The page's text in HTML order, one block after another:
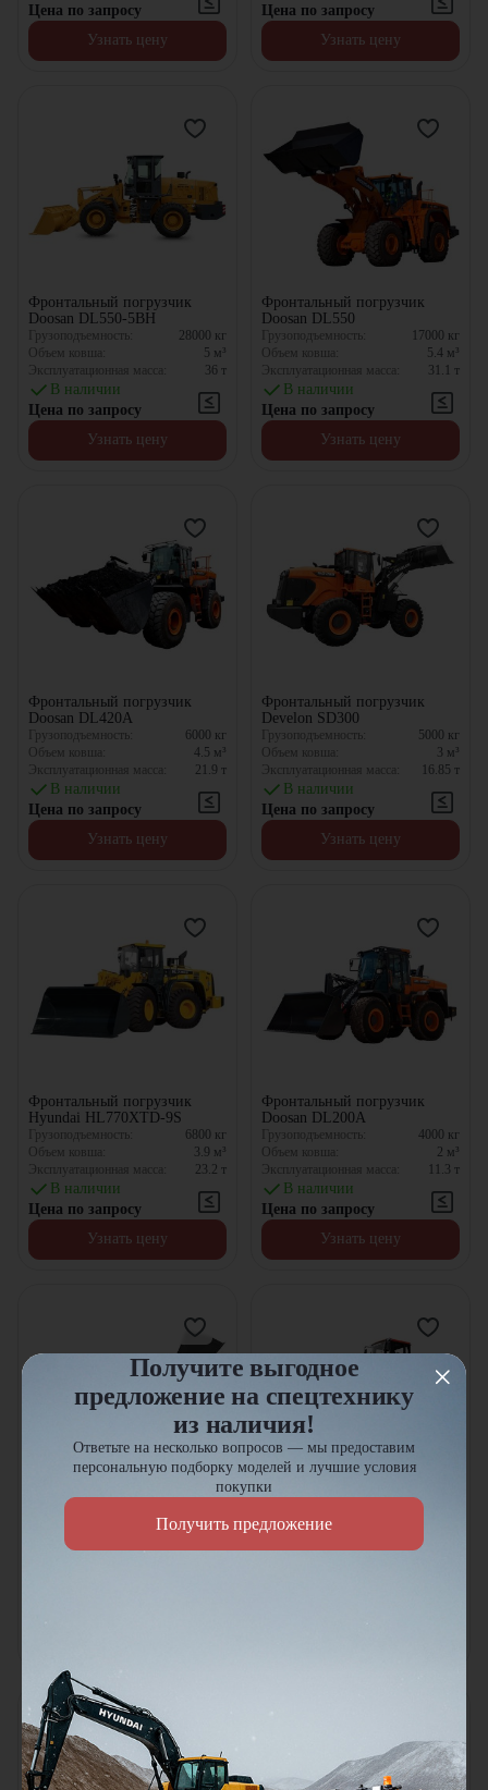
Цена по запросу
Узнать цену
Цена по запросу
Узнать цену
Фронтальный погрузчик
Doosan DL550-5BH
Грузоподъемность: 28000 кг
Объем ковша:
5 м³
Эксплуатационная масса:
36 т
В наличии
Цена по запросу
Узнать цену
Фронтальный погрузчик
Doosan DL550
Грузоподъемность: 17000 кг
Объем ковша:
5.4 м³
Эксплуатационная масса:
31.1 т
В наличии
Цена по запросу
Узнать цену
Фронтальный погрузчик
Doosan DL420A
Грузоподъемность: 6000 кг
Объем ковша:
4.5 м³
Эксплуатационная масса:
21.9 т
В наличии
Цена по запросу
Узнать цену
Фронтальный погрузчик
Develon SD300
Грузоподъемность: 5000 кг
Объем ковша:
3 м³
Эксплуатационная масса:
16.85 т
В наличии
Цена по запросу
Узнать цену
Фронтальный погрузчик
Hyundai HL770XTD-9S
Грузоподъемность: 6800 кг
Объем ковша:
3.9 м³
Эксплуатационная масса:
23.2 т
В наличии
Цена по запросу
Узнать цену
Фронтальный погрузчик
Doosan DL200A
Грузоподъемность: 4000 кг
Объем ковша:
2 м³
Эксплуатационная масса:
11.3 т
В наличии
Цена по запросу
Узнать цену
Фронтальный погрузчик
6000 кг
Объем ковша:
3.5м³
Фронтальный погрузчик
Doosan SD310
Грузоподъемность:
Объем ковша:
Получите выгодное
предложение на спецтехнику
из наличия!
Ответьте на несколько вопросов — мы предоставим
персональную подборку моделей и лучшие условия
покупки
Получить предложение